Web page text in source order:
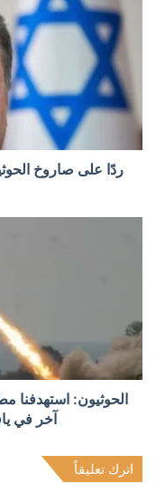
ردًا على صاروخ
الحوثيون: استهدفنا
آخر في
اترك تعليقاً